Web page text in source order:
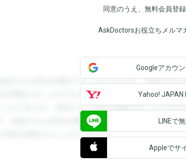
同意のうえ、無料会員登
AskDoctorsお役立ちメルマ
登録すると回答を閲覧することができます。登録すると
答を閲覧することができます。登録すると回答を閲覧す
ことができます。登録すると回答を閲覧することができ
す。登録すると回答を閲覧することができます。登録す
と回答を閲覧することができます。
Googleアカウ
Yahoo! JAPAN
LINEで
Appleでサ